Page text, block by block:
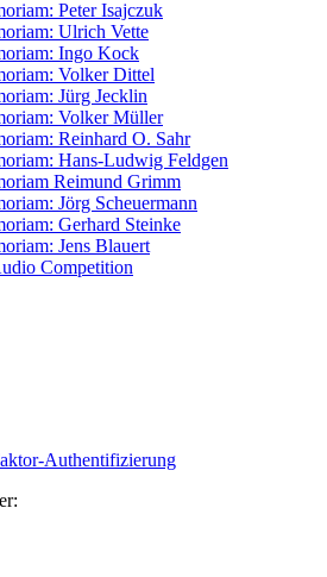
Peter Isajczuk
Ulrich Vette
Ingo Kock
Volker Dittel
Jürg Jecklin
Volker Müller
Reinhard O. Sahr
Hans-Ludwig Feldgen
Reimund Grimm
Jörg Scheuermann
Gerhard Steinke
Jens Blauert
Competition
Authentifizierung